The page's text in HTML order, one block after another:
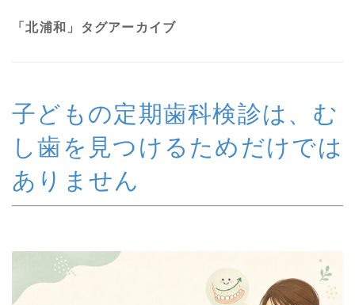
「北浦和 」タグアーカイブ
子どもの定期歯科検診は、む
し歯を見つけるためだけでは
ありません